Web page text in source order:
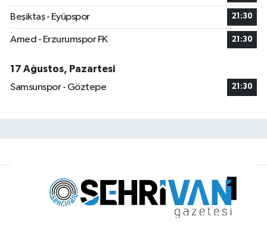
Beşiktaş - Eyüpspor 21:30
Amed - Erzurumspor FK 21:30
17 Ağustos, Pazartesi
Samsunspor - Göztepe
21:30